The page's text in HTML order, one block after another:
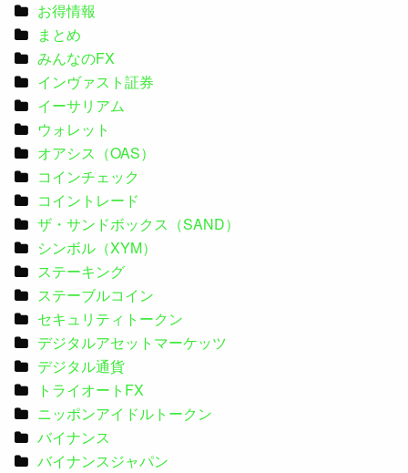
お得情報
まとめ
みんなのFX
インヴァスト証券
イーサリアム
ウォレット
オアシス（OAS）
コインチェック
コイントレード
ザ・サンドボックス（SAND）
シンボル（XYM）
ステーキング
ステーブルコイン
セキュリティトークン
デジタルアセットマーケッツ
デジタル通貨
トライオートFX
ニッポンアイドルトークン
バイナンス
バイナンスジャパン